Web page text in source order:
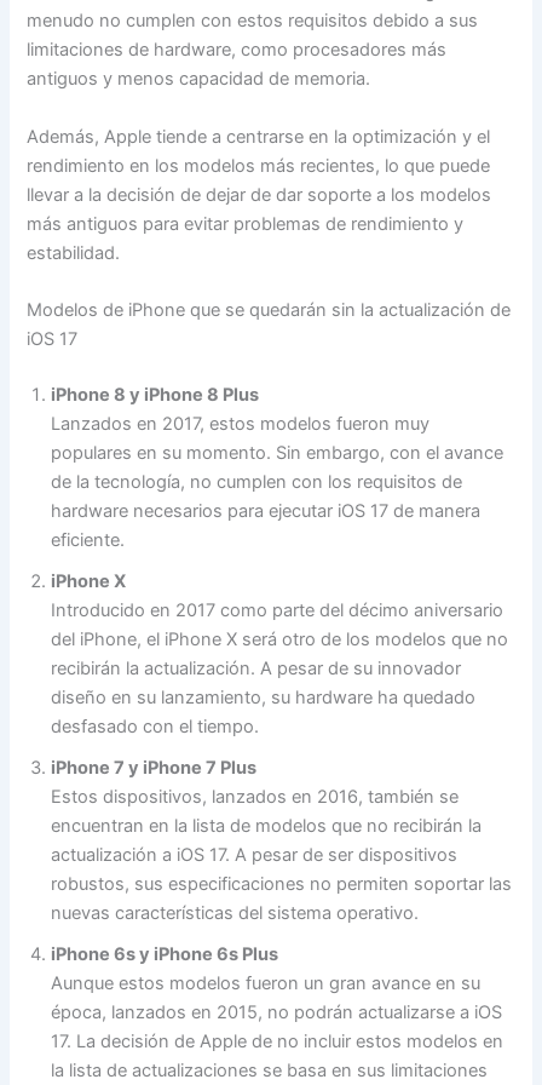
menudo no cumplen con estos requisitos debido a sus
limitaciones de hardware, como procesadores más
antiguos y menos capacidad de memoria.
Además, Apple tiende a centrarse en la optimización y el
rendimiento en los modelos más recientes, lo que puede
llevar a la decisión de dejar de dar soporte a los modelos
más antiguos para evitar problemas de rendimiento y
estabilidad.
Modelos de iPhone que se quedarán sin la actualización de
iOS 17
iPhone 8 y iPhone 8 Plus
Lanzados en 2017, estos modelos fueron muy
populares en su momento. Sin embargo, con el avance
de la tecnología, no cumplen con los requisitos de
hardware necesarios para ejecutar iOS 17 de manera
eficiente.
iPhone X
Introducido en 2017 como parte del décimo aniversario
del iPhone, el iPhone X será otro de los modelos que no
recibirán la actualización. A pesar de su innovador
diseño en su lanzamiento, su hardware ha quedado
desfasado con el tiempo.
iPhone 7 y iPhone 7 Plus
Estos dispositivos, lanzados en 2016, también se
encuentran en la lista de modelos que no recibirán la
actualización a iOS 17. A pesar de ser dispositivos
robustos, sus especificaciones no permiten soportar las
nuevas características del sistema operativo.
iPhone 6s y iPhone 6s Plus
Aunque estos modelos fueron un gran avance en su
época, lanzados en 2015, no podrán actualizarse a iOS
17. La decisión de Apple de no incluir estos modelos en
la lista de actualizaciones se basa en sus limitaciones